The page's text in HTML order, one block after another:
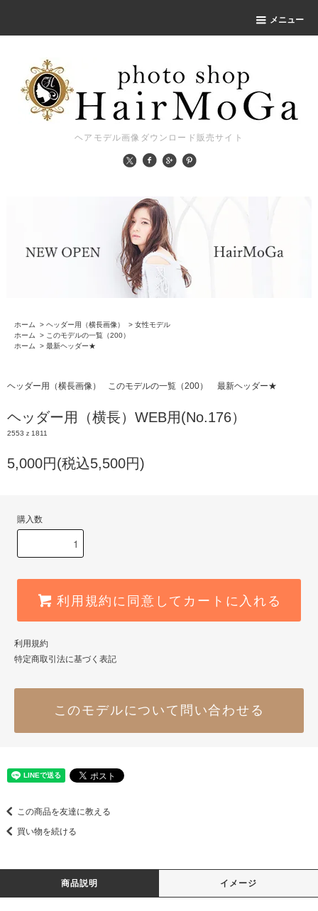
メニュー
ヘアモデル画像ダウンロード販売サイト
ホーム > ヘッダー用（横長画像） > 女性モデル
ホーム
> このモデルの一覧（200）
ホーム
> 最新ヘッダー★
ヘッダー用（横長画像） このモデルの一覧（200） 最新ヘッダー★
ヘッダー用（横長）WEB用(No.176）
2553ｚ1811
5,000円(税込5,500円)
購入数
利用規約に同意してカートに入れる
利用規約
特定商取引法に基づく表記
このモデルについて問い合わせる
この商品を友達に教える
買い物を続ける
商品説明 イメージ